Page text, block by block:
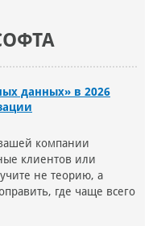
данных» в 2026
компании
клиентов или
не теорию, а
где чаще всего